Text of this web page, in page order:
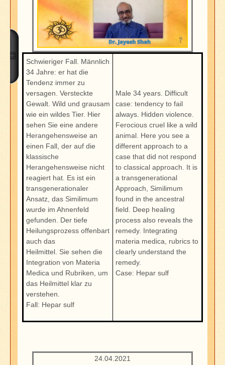
Schwieriger Fall. Männlich
34 Jahre: er hat die
Tendenz immer zu
versagen. Versteckte
Gewalt. Wild und grausam
wie ein wildes Tier. Hier
sehen Sie eine andere
Herangehensweise an
einen Fall, der auf die
klassische
Herangehensweise nicht
reagiert hat. Es ist ein
transgenerationaler
Ansatz, das Similimum
wurde im Ahnenfeld
gefunden. Der tiefe
Heilungsprozess offenbart
auch das
Heilmittel. Sie sehen die
Integration von Materia
Medica und Rubriken, um
das Heilmittel klar zu
verstehen.
Fall: Hepar sulf
Male 34 years. Difficult
case: tendency to fail
always. Hidden violence.
Ferocious cruel like a wild
animal. Here you see a
different approach to a
case that did not respond
to classical approach. It is
a transgenerational
Approach, Similimum
found in the ancestral
field. Deep healing
process also reveals the
remedy. Integrating
materia medica, rubrics to
clearly understand the
remedy.
Case: Hepar sulf
24.04.2021